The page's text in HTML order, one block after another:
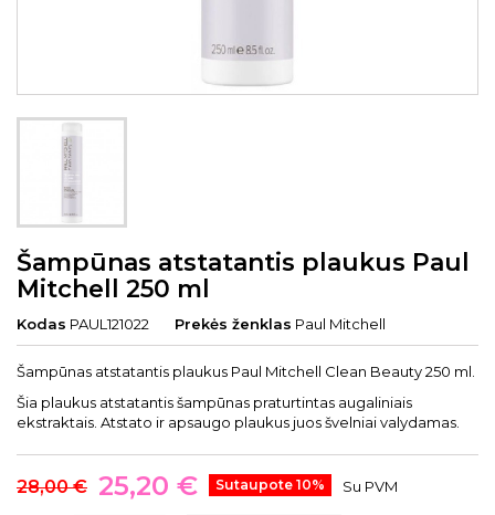
Šampūnas atstatantis plaukus Paul
Mitchell 250 ml
Kodas PAUL121022 Prekės ženklas Paul Mitchell
Šampūnas atstatantis plaukus Paul Mitchell Clean Beauty 250 ml.
Šia plaukus atstatantis šampūnas praturtintas augaliniais
ekstraktais. Atstato ir apsaugo plaukus juos švelniai valydamas.
28,00 € 25,20 € Sutaupote 10% Su PVM